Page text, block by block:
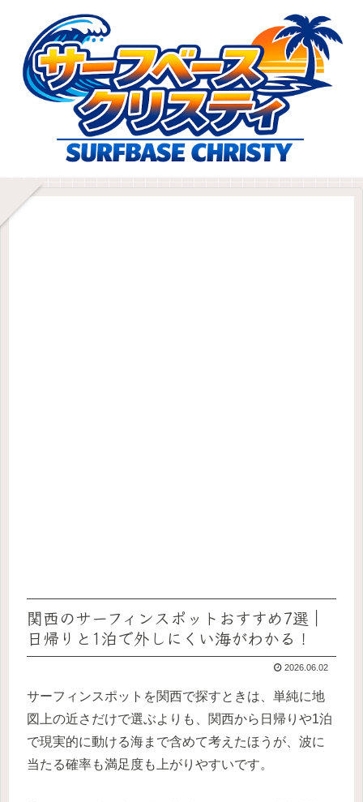
関西のサーフィンスポットおすすめ7選｜
日帰りと1泊で外しにくい海がわかる！
2026.06.02
サーフィンスポットを関西で探すときは、単純に地
図上の近さだけで選ぶよりも、関西から日帰りや1泊
で現実的に動ける海まで含めて考えたほうが、波に
当たる確率も満足度も上がりやすいです。